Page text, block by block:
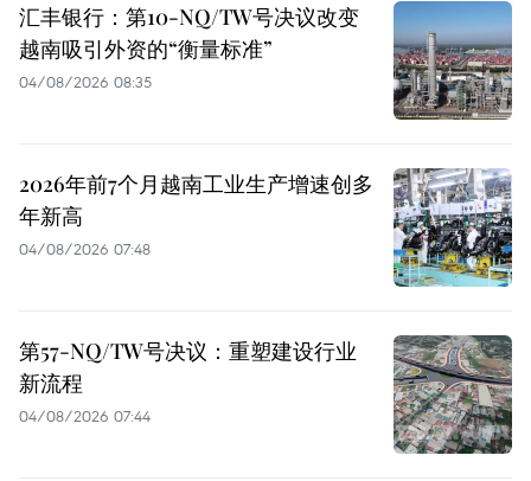
汇丰银行：第10-NQ/TW号决议改变
越南吸引外资的“衡量标准”
04/08/2026 08:35
2026年前7个月越南工业生产增速创多
年新高
04/08/2026 07:48
第57-NQ/TW号决议：重塑建设行业
新流程
04/08/2026 07:44